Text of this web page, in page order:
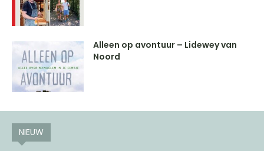
Alleen op avontuur – Lidewey van
Noord
NIEUW